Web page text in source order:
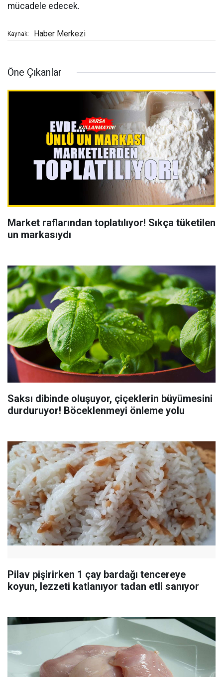
mücadele edecek.
Kaynak: Haber Merkezi
Öne Çıkanlar
Market raflarından toplatılıyor! Sıkça tüketilen
un markasıydı
Saksı dibinde oluşuyor, çiçeklerin büyümesini
durduruyor! Böceklenmeyi önleme yolu
Pilav pişirirken 1 çay bardağı tencereye
koyun, lezzeti katlanıyor tadan etli sanıyor